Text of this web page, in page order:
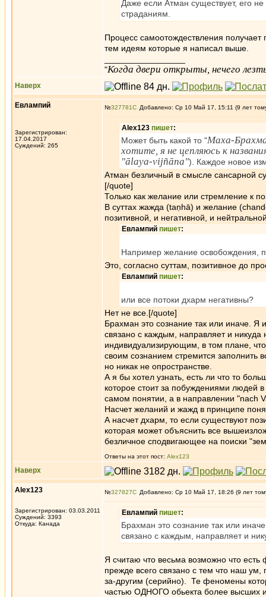
Даже если Атман существует, его не
страданиям.
Процесс самоотождествления
тем идеям которые я написал выше.
"Когда двери открыты, нечего
Наверх
Евлампий
Зарегистрирован:
17.04.2017
Суждений: 265
№327781 Добавлено: Ср 10 Май 17, 15:11 (9 лет
Alex123 пишет:
Может быть какой то "Маха-
хотите, я не цепляюсь к
"ālaya-vijñāna"). Каждое новое
Атман безличный в смысле сансарной
[/quote]
Только как желание или стремление к
В суттах жажда (taṇhā) и желание
позитивной, и негативной, и
Евлампий пишет:
Например желание освобождения,
Это, согласно суттам, позитивное до
Евлампий пишет:
или все потоки дхарм негативны?
Нет не все.[/quote]
Брахман это сознание так или иначе. Я
связано с каждым, направляет и
индивидуализирующим, в том плане,
своим сознанием стремится заполнить
но никак не опространстве.
А я бы хотел узнать, есть ли что то
которое стоит за побуждениями людей
самом понятии, а в направлении "nach
Насчет желаний и жажд в принципе
А насчет дхарм, то если существуют
которая может объяснить все
безличное сподвигающее на поиски
Ответы на этот пост: Alex123
Наверх
Alex123
Зарегистрирован: 03.03.2011
Суждений: 3393
Откуда: Канада
№327827 Добавлено: Ср 10 Май 17, 18:26 (9 лет
Евлампий пишет:
Брахман это сознание так или
связано с каждым, направляет и
Я считаю что весьма возможно что
прежде всего связано с тем что наш
за-другим (серийно). Те феномены
частью ОДНОГО обьекта более высших